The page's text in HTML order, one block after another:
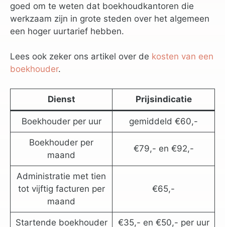
goed om te weten dat boekhoudkantoren die
werkzaam zijn in grote steden over het algemeen
een hoger uurtarief hebben.
Lees ook zeker ons artikel over de kosten van een
boekhouder.
Dienst Prijsindicatie
Boekhouder per uur gemiddeld €60,-
Boekhouder per
maand
€79,- en €92,-
Administratie met tien
tot vijftig facturen per
maand
€65,-
Startende boekhouder €35,- en €50,- per uur